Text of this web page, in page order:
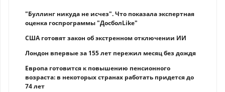
"Буллинг никуда не исчез". Что показала экспертная
оценка госпрограммы "ДосболLike"
США готовят закон об экстренном отключении ИИ
Лондон впервые за 155 лет пережил месяц без дождя
Европа готовится к повышению пенсионного
возраста: в некоторых странах работать придется до
74 лет